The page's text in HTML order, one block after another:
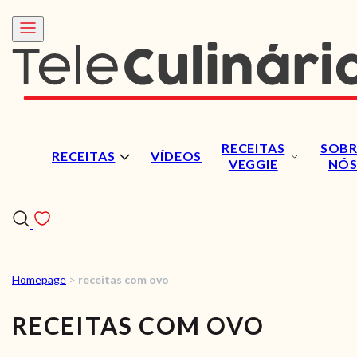
RECEITAS VÍDEOS
RECEITAS
VEGGIE
NÓS
RECEITAS
VÍDEOS
Homepage > receitas com ovo
RECEITAS COM OVO